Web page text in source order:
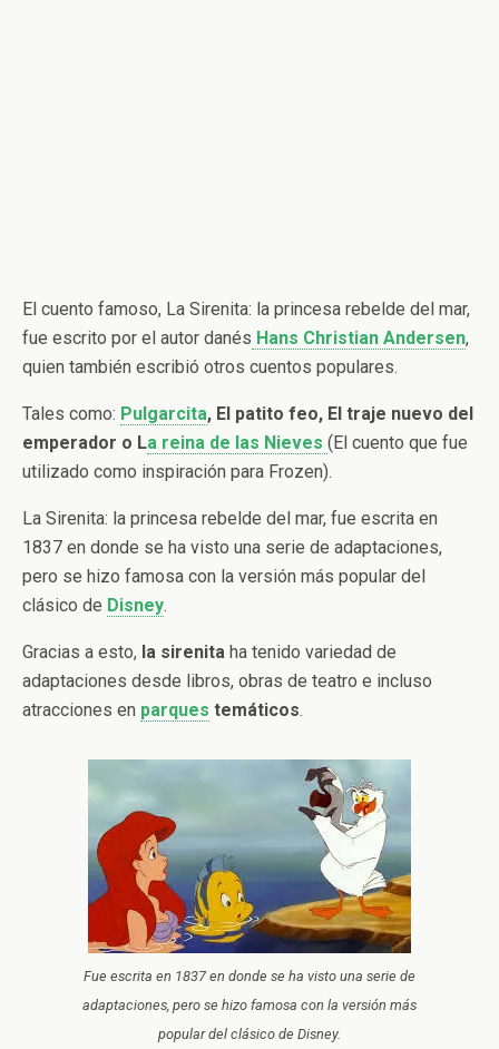
El cuento famoso, La Sirenita: la princesa rebelde del mar,
fue escrito por el autor danés Hans Christian Andersen,
quien también escribió otros cuentos populares.
Tales como: Pulgarcita, El patito feo, El traje nuevo del
emperador o La reina de las Nieves (El cuento que fue
utilizado como inspiración para Frozen).
La Sirenita: la princesa rebelde del mar, fue escrita en
1837 en donde se ha visto una serie de adaptaciones,
pero se hizo famosa con la versión más popular del
clásico de Disney.
Gracias a esto, la sirenita ha tenido variedad de
adaptaciones desde libros, obras de teatro e incluso
atracciones en parques temáticos.
Fue escrita en 1837 en donde se ha visto una serie de
adaptaciones, pero se hizo famosa con la versión más
popular del clásico de Disney.